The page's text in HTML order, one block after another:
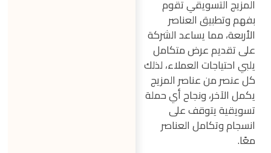
المزيج التسويقي تقوم
بفهم وتطبيق العناصر
الأربعة، مما يساعد الشركة
على تقديم عرض متكامل
يلبي احتياجات العملاء، لذلك
كل عنصر من عناصر المزيج
يكمل الآخر، ونجاح أي حملة
تسويقية يتوقف على
انسجام وتكامل العناصر
معًا.